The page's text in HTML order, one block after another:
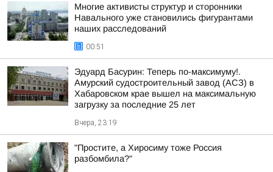
Многие активисты структур и сторонники
Навального уже становились фигурантами
наших расследований
00:51
Эдуард Басурин: Теперь по-максимуму!.
Амурский судостроительный завод (АСЗ) в
Хабаровском крае вышел на максимальную
загрузку за последние 25 лет
Вчера, 23:19
"Простите, а Хиросиму тоже Россия
разбомбила?"